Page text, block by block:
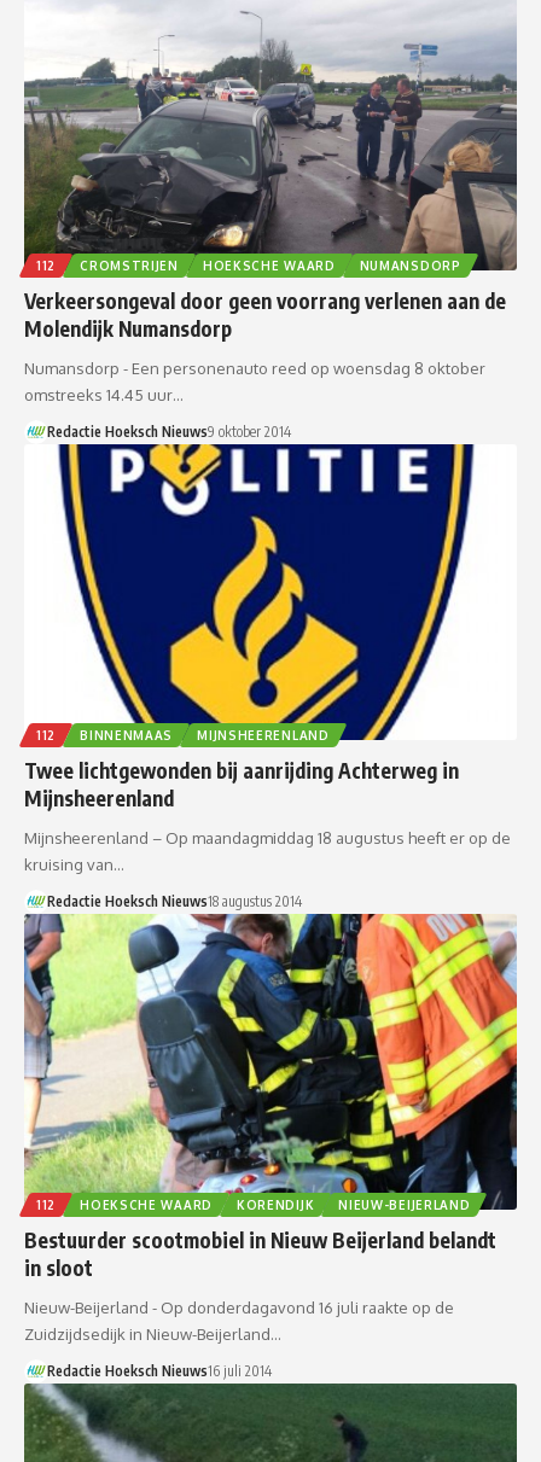
112 CROMSTRIJEN HOEKSCHE WAARD NUMANSDORP
Verkeersongeval door geen voorrang verlenen aan de
Molendijk Numansdorp
Numansdorp - Een personenauto reed op woensdag 8 oktober
omstreeks 14.45 uur…
Redactie Hoeksch Nieuws9 oktober 2014
112 BINNENMAAS MIJNSHEERENLAND
Twee lichtgewonden bij aanrijding Achterweg in
Mijnsheerenland
Mijnsheerenland – Op maandagmiddag 18 augustus heeft er op de
kruising van…
Redactie Hoeksch Nieuws18 augustus 2014
112 HOEKSCHE WAARD KORENDIJK NIEUW-BEIJERLAND
Bestuurder scootmobiel in Nieuw Beijerland belandt
in sloot
Nieuw-Beijerland - Op donderdagavond 16 juli raakte op de
Zuidzijdsedijk in Nieuw-Beijerland…
Redactie Hoeksch Nieuws16 juli 2014